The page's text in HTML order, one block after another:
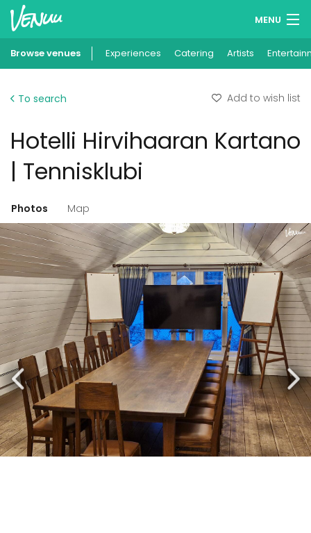
MENU
Wish lists
Add your venue
Browse venues Experiences Catering Artists
To search Add to wish list
Hotelli Hirvihaaran Kartano
| Tennisklubi
Photos Map